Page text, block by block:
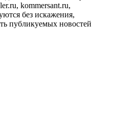
kommersant.ru,
без искажения,
публикуемых новостей